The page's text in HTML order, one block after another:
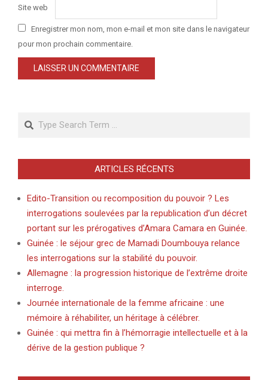
Site web
Enregistrer mon nom, mon e-mail et mon site dans le navigateur
pour mon prochain commentaire.
ARTICLES RÉCENTS
Edito-Transition ou recomposition du pouvoir ? Les
interrogations soulevées par la republication d’un décret
portant sur les prérogatives d’Amara Camara en Guinée.
Guinée : le séjour grec de Mamadi Doumbouya relance
les interrogations sur la stabilité du pouvoir.
Allemagne : la progression historique de l’extrême droite
interroge.
Journée internationale de la femme africaine : une
mémoire à réhabiliter, un héritage à célébrer.
Guinée : qui mettra fin à l’hémorragie intellectuelle et à la
dérive de la gestion publique ?